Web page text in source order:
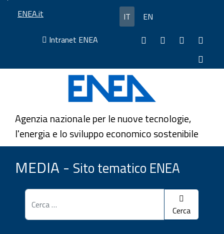
alENEA.it
Facebook
ENEA
CHANNEL
-
LINKEDIN
ENEA
-X
-
Seleziona la tua lingua
IT
EN
Intranet ENEA
Agenzia nazionale per le nuove tecnologie,
l'energia e lo sviluppo economico sostenibile
MEDIA - Sito tematico ENEA
Cerca
Cerca